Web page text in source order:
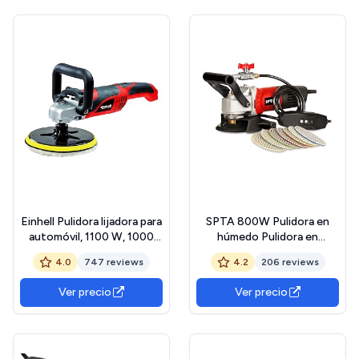
Einhell Pulidora lijadora para
automóvil, 1100 W, 1000
3500 RPM, Color
Rojo/Negro
4.0 747 reviews
Ver precio
SPTA 800W Pulidora en
húmedo Pulidora en
húmedo Kit de pulidora para
automóvil Adecuado para
Granito/mármol/hormigón/
4.2 206 reviews
Ver precio